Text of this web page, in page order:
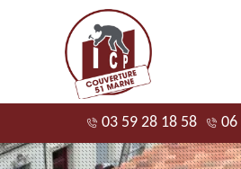
03 59 28 18 58 06